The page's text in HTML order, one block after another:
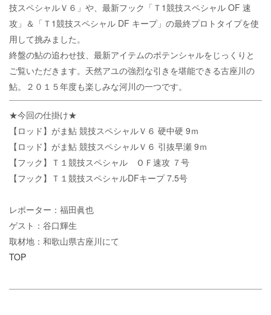
技スペシャルＶ６」や、最新フック「Ｔ1競技スペシャル OF 速
攻」＆「Ｔ1競技スペシャル DF キープ」の最終プロトタイプを使
用して挑みました。
終盤の鮎の追わせ技、最新アイテムのポテンシャルをじっくりと
ご覧いただきます。天然アユの強烈な引きを堪能できる古座川の
鮎。２０１５年度も楽しみな河川の一つです。
★今回の仕掛け★
【ロッド】がま鮎 競技スペシャルＶ６ 硬中硬 9ｍ
【ロッド】がま鮎 競技スペシャルＶ６ 引抜早瀬 9ｍ
【フック】Ｔ１競技スペシャル ＯＦ速攻 ７号
【フック】Ｔ１競技スペシャルDFキープ 7.5号
レポーター：福田眞也
ゲスト：谷口輝生
取材地：和歌山県古座川にて
TOP